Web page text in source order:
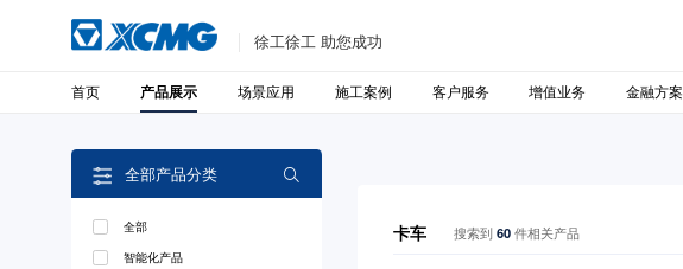
徐工徐工 助您成功
首页 产品展示 场景应用 施工案例 客户服务 增值业务 金融方案
全部产品分类 
全部
智能化产品
卡车 搜索到60件相关产品